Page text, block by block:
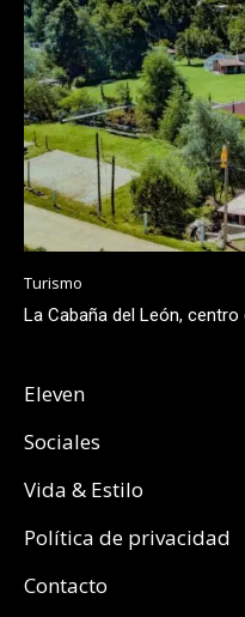
Turismo
La Cabaña del León,
Eleven
Sociales
Vida & Estilo
Política de privacidad
Contacto